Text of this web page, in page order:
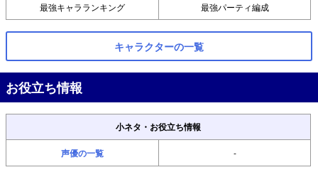
最強キャラランキング 最強パーティ編成
キャラクターの一覧
お役立ち情報
小ネタ・お役立ち情報
声優の一覧 -